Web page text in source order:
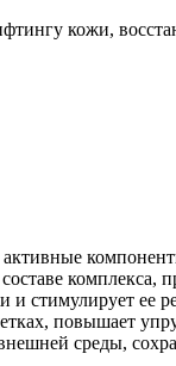
кожи,
активные
и стимулирует
повышает
среды,